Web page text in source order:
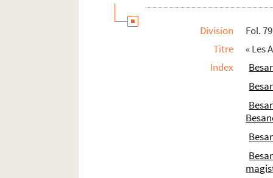
Ms 1626. « Mémorial que présente à Sa
Ms 1627. Inventaire du mobilier, de la
Ms 1628. Comptes rendus des travaux
Ms 1629. « Mémoire pour servir à
Ms 1630. Pièces diverses concernant le
Ms 1631. Pièces diverses concernant les
Ms 1634. Pièces détachées de la
Division
Fol.
Titre
« Les
Index